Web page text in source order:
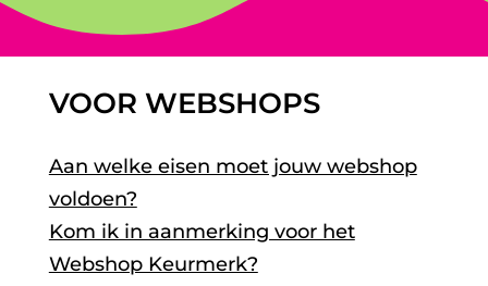
VOOR WEBSHOPS
Aan welke eisen moet jouw webshop
voldoen?
Kom ik in aanmerking voor het
Webshop Keurmerk?